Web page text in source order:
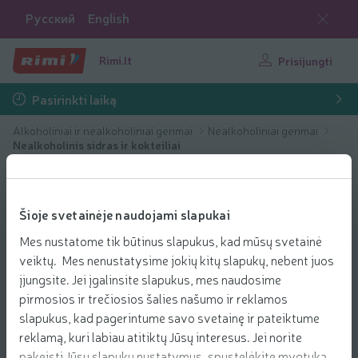
Šioje svetainėje naudojami slapukai
Mes nustatome tik būtinus slapukus, kad mūsų svetainė
veiktų. Mes nenustatysime jokių kitų slapukų, nebent juos
įjungsite. Jei įgalinsite slapukus, mes naudosime
pirmosios ir trečiosios šalies našumo ir reklamos
slapukus, kad pagerintume savo svetainę ir pateiktume
reklamą, kuri labiau atitiktų Jūsų interesus. Jei norite
Русский English
Rimi.lt Prisijungti
Pasirinkti laiką
Alkoholiniai ir nealkoholiniai gėrimai
Nealkoholiniai gėrimai
Nealkoholinis sidras ir kokteiliai